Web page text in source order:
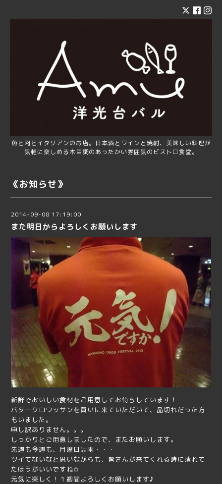
魚と肉とイタリアンのお店。日本酒とワインと焼酎、美味しい料理が
気軽に楽しめる木目調のあったかい雰囲気のビストロ食堂。
《お知らせ》
2014-09-08 17:19:00
また明日からよろしくお願いします
新鮮でおいしい食材をご用意してお待ちしています！
バタークロワッサンを買いに来ていただいて、品切れだった方
もいました。
申し訳ありません。。。
しっかりとご用意しましたので、またお願いします。
先週も今週も、月曜日は雨・・・
ツイてないなと思いながらも、皆さんが来てくれる時に晴れて
たほうがいいですね✩
元気に楽しく！１週間よろしくお願いします♪